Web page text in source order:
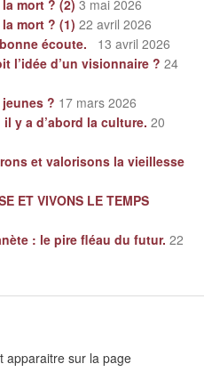
mort ? (2) 3 mai 2026
mort ? (1) 22 avril 2026
écoute.
13 avril 2026
l’idée d’un visionnaire ? 24
? 17 mars 2026
y a d’abord la culture. 20
et valorisons la vieillesse
ET VIVONS LE TEMPS
: le pire fléau du futur. 22
apparaitre sur la page